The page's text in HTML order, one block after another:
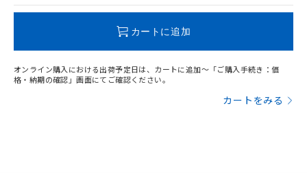
カートに追加
オンライン購入における出荷予定日は、カートに追加～「ご購入手続き：価
格・納期の確認」画面にてご確認ください。
カートをみる